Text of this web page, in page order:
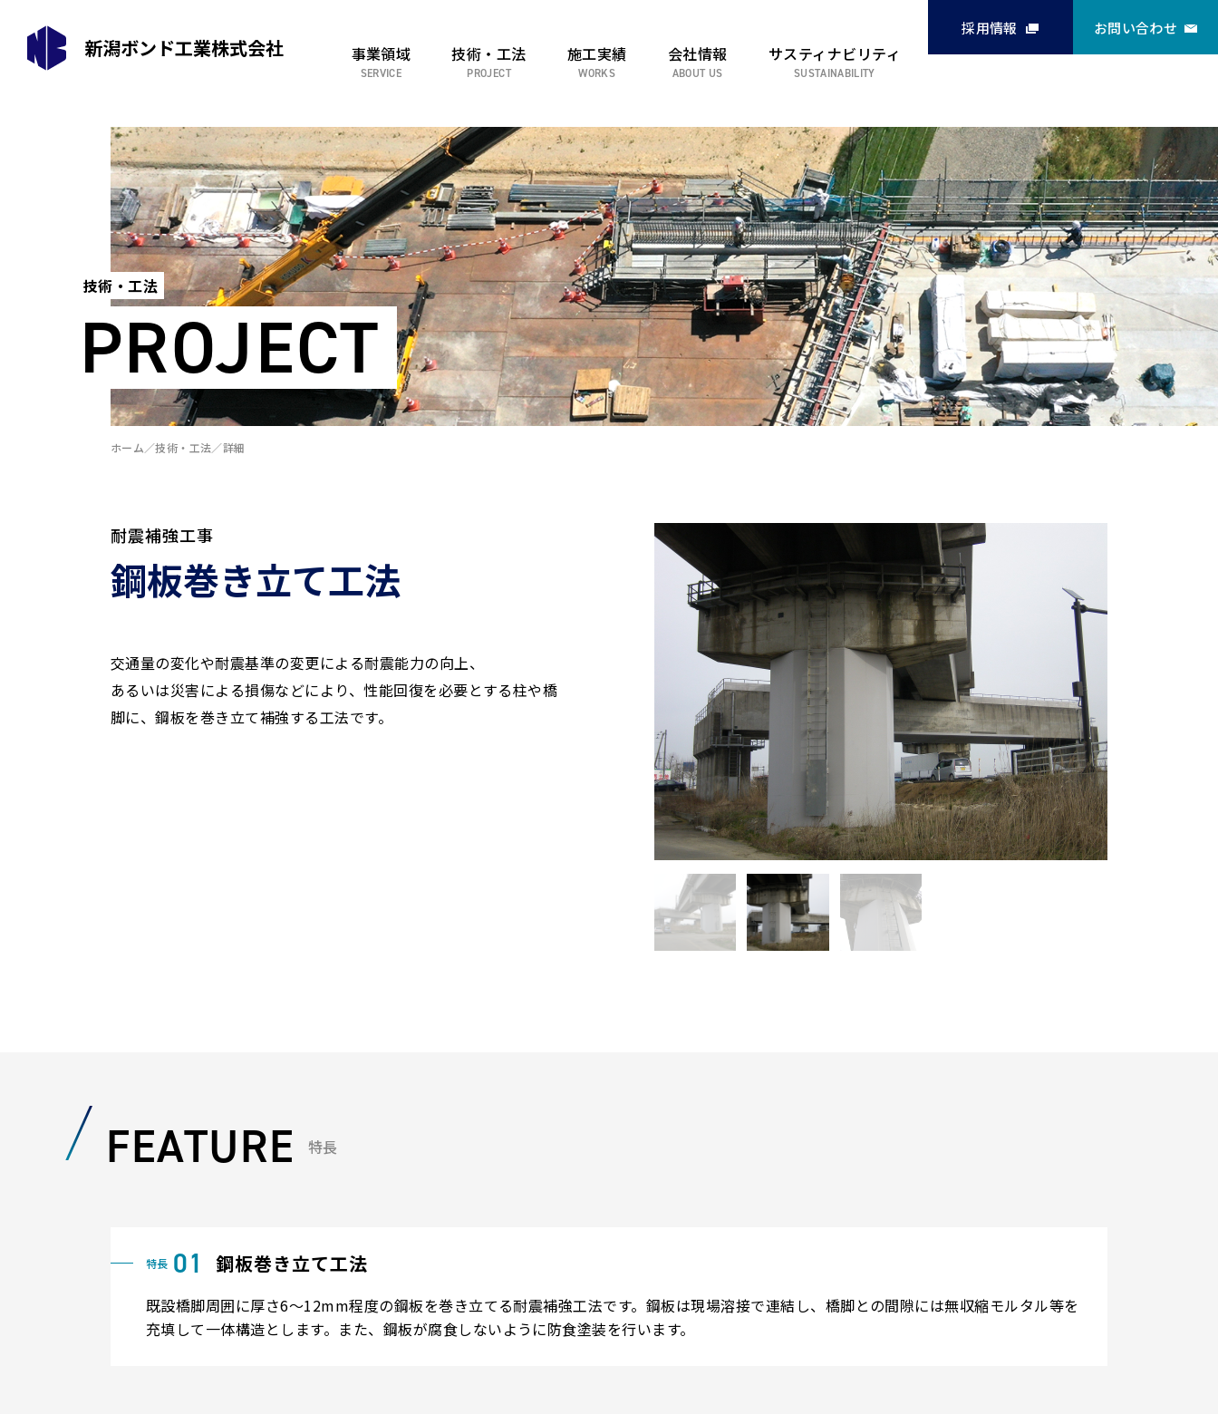
新潟ボンド工業株式会社 事業領域 技術・工法 施工実績 会社情報
採用情報 お問い合わせ
サスティナビリティ
技術・工法
PROJECT
ホーム 技術・工法 詳細
耐震補強工事
鋼板巻き立て工法
交通量の変化や耐震基準の変更による耐震能力の向上、
あるいは災害による損傷などにより、性能回復を必要とする柱や橋
脚に、鋼板を巻き立て補強する工法です。
FEATURE 特長
鋼板巻き立て工法
既設橋脚周囲に厚さ6～12mm程度の鋼板を巻き立てる耐震補強工法です。鋼板は現場溶接で連結し、橋脚との間隙には無収縮モルタル等を
充填して一体構造とします。また、鋼板が腐食しないように防食塗装を行います。